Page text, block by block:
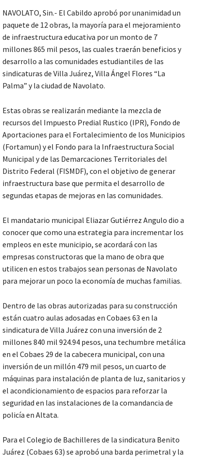
NAVOLATO, Sin.- El Cabildo aprobó por unanimidad un
paquete de 12 obras, la mayoría para el mejoramiento
de infraestructura educativa por un monto de 7
millones 865 mil pesos, las cuales traerán beneficios y
desarrollo a las comunidades estudiantiles de las
sindicaturas de Villa Juárez, Villa Ángel Flores “La
Palma” y la ciudad de Navolato.
Estas obras se realizarán mediante la mezcla de
recursos del Impuesto Predial Rustico (IPR), Fondo de
Aportaciones para el Fortalecimiento de los Municipios
(Fortamun) y el Fondo para la Infraestructura Social
Municipal y de las Demarcaciones Territoriales del
Distrito Federal (FISMDF), con el objetivo de generar
infraestructura base que permita el desarrollo de
segundas etapas de mejoras en las comunidades.
El mandatario municipal Eliazar Gutiérrez Angulo dio a
conocer que como una estrategia para incrementar los
empleos en este municipio, se acordará con las
empresas constructoras que la mano de obra que
utilicen en estos trabajos sean personas de Navolato
para mejorar un poco la economía de muchas familias.
Dentro de las obras autorizadas para su construcción
están cuatro aulas adosadas en Cobaes 63 en la
sindicatura de Villa Juárez con una inversión de 2
millones 840 mil 924.94 pesos, una techumbre metálica
en el Cobaes 29 de la cabecera municipal, con una
inversión de un millón 479 mil pesos, un cuarto de
máquinas para instalación de planta de luz, sanitarios y
el acondicionamiento de espacios para reforzar la
seguridad en las instalaciones de la comandancia de
policía en Altata.
Para el Colegio de Bachilleres de la sindicatura Benito
Juárez (Cobaes 63) se aprobó una barda perimetral y la